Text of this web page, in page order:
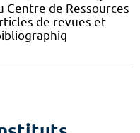
de Ressources
de revues et